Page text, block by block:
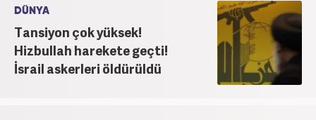
DÜNYA
Tansiyon çok yüksek!
Hizbullah harekete geçti!
İsrail askerleri öldürüldü